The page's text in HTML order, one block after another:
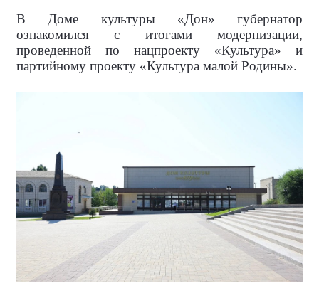
В Доме культуры «Дон» губернатор
ознакомился с итогами модернизации,
проведенной по нацпроекту «Культура» и
партийному проекту «Культура малой Родины».